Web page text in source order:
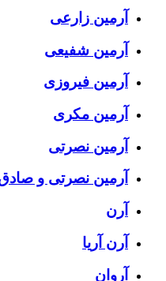
آرمین زارعی
آرمین شفیعی
آرمین فیروزی
آرمین مکری
آرمین نصرتی
آرمین نصرتی و
آرن
آرن آریا
آروان